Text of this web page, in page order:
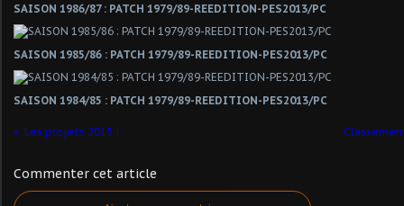
SAISON 1986/87 : PATCH 1979/89-REEDITION-PES2013/PC
SAISON 1985/86 : PATCH 1979/89-REEDITION-PES2013/PC
SAISON 1984/85 : PATCH 1979/89-REEDITION-PES2013/PC
Les projets 2015 !
Commenter cet article